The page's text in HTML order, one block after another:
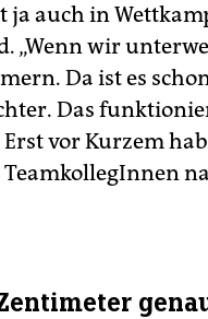
ja auch in
„Wenn wir
Da ist es
Das
vor Kurzem